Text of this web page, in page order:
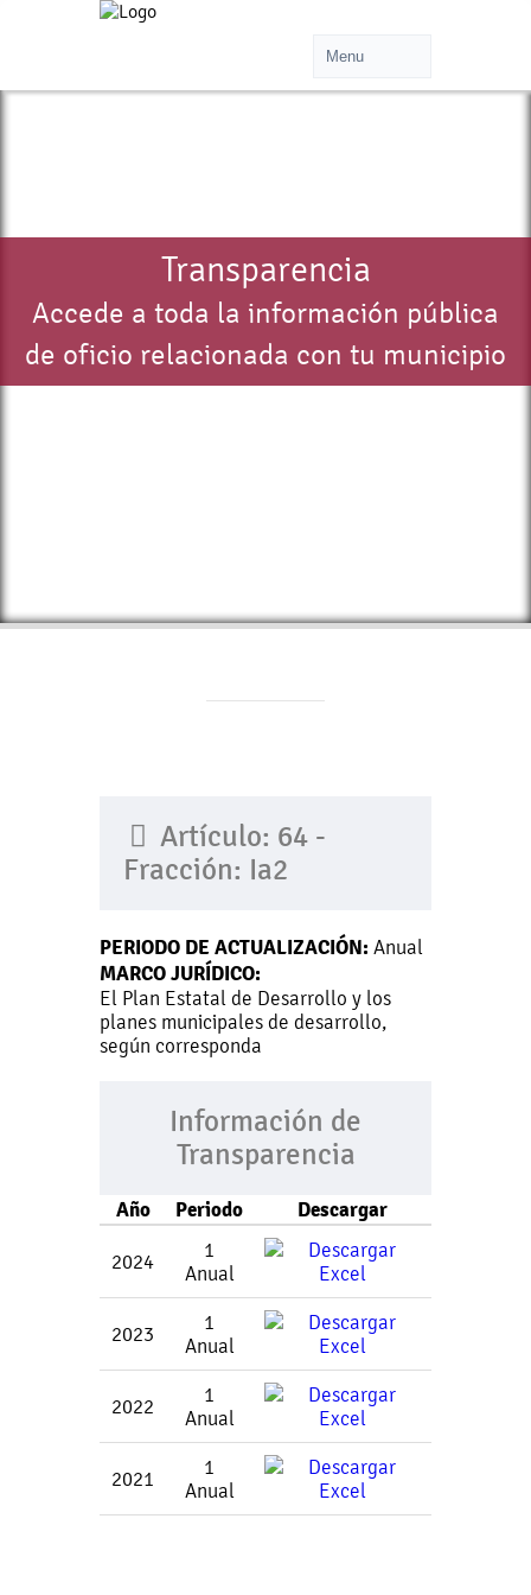
Transparencia
Accede a toda la información pública
de oficio relacionada con tu municipio
Artículo: 64 -
Fracción: Ia2
PERIODO DE ACTUALIZACIÓN: Anual
MARCO JURÍDICO:
El Plan Estatal de Desarrollo y los
planes municipales de desarrollo,
según corresponda
Información de
Transparencia
Año Periodo Descargar
2024
1
Anual
2023
1
Anual
2022
1
Anual
2021
1
Anual